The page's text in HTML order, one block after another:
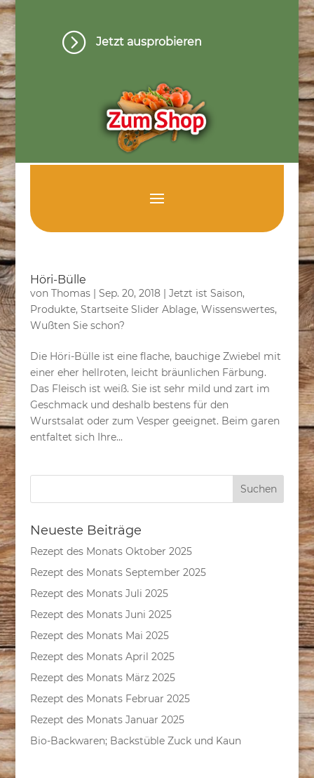
= Jetzt ausprobieren
Höri-Bülle
von Thomas| Sep. 20, 2018| Jetzt ist Saison,
Produkte, Startseite Slider Ablage, Wissenswertes,
Wußten Sie schon?
Die Höri-Bülle ist eine flache, bauchige Zwiebel mit
einer eher hellroten, leicht bräunlichen Färbung.
Das Fleisch ist weiß. Sie ist sehr mild und zart im
Geschmack und deshalb bestens für den
Wurstsalat oder zum Vesper geeignet. Beim garen
entfaltet sich Ihre...
Neueste Beiträge
Rezept des Monats Oktober 2025
Rezept des Monats September 2025
Rezept des Monats Juli 2025
Rezept des Monats Juni 2025
Rezept des Monats Mai 2025
Rezept des Monats April 2025
Rezept des Monats März 2025
Rezept des Monats Februar 2025
Rezept des Monats Januar 2025
Bio-Backwaren; Backstüble Zuck und Kaun